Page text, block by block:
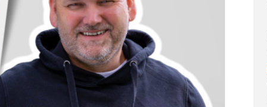
mit Logo